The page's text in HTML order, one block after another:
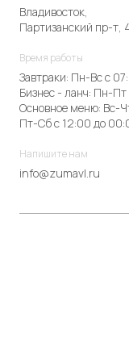
Владивосток,
Партизанский пр-т,
Время работы
Завтраки: Пн-Вс с
Бизнес - ланч: Пн-
Основное меню: Вс-
Пт-Сб с 12:00 до
Напишите нам
info@zumavl.ru